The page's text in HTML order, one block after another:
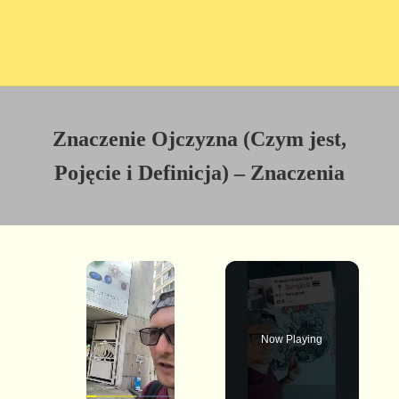
Znaczenie Ojczyzna (Czym jest,
Pojęcie i Definicja) – Znaczenia
×
Now Playing